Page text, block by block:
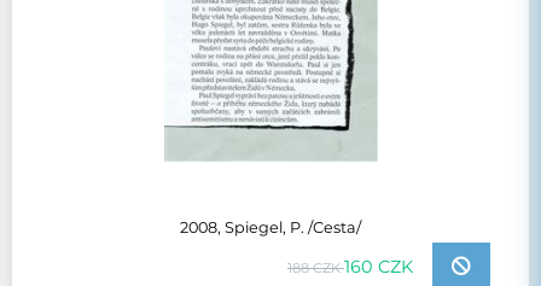
2008, Spiegel, P. /Cesta/
188 CZK160 CZK